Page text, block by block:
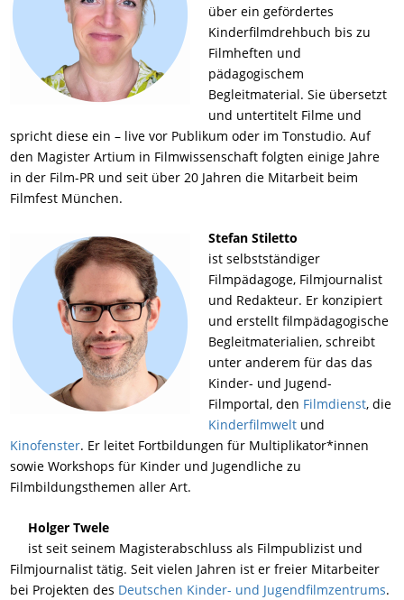
über ein gefördertes
Kinderfilmdrehbuch bis zu
Filmheften und
pädagogischem
Begleitmaterial. Sie übersetzt
und untertitelt Filme und
spricht diese ein – live vor Publikum oder im Tonstudio. Auf
den Magister Artium in Filmwissenschaft folgten einige Jahre
in der Film-PR und seit über 20 Jahren die Mitarbeit beim
Filmfest München.
Stefan Stiletto
ist selbstständiger
Filmpädagoge, Filmjournalist
und Redakteur. Er konzipiert
und erstellt filmpädagogische
Begleitmaterialien, schreibt
unter anderem für das das
Kinder- und Jugend-
Filmportal, den Filmdienst, die
Kinderfilmwelt und
Kinofenster. Er leitet Fortbildungen für Multiplikator*innen
sowie Workshops für Kinder und Jugendliche zu
Filmbildungsthemen aller Art.
Holger Twele
ist seit seinem Magisterabschluss als Filmpublizist und
Filmjournalist tätig. Seit vielen Jahren ist er freier Mitarbeiter
bei Projekten des Deutschen Kinder- und Jugendfilmzentrums.